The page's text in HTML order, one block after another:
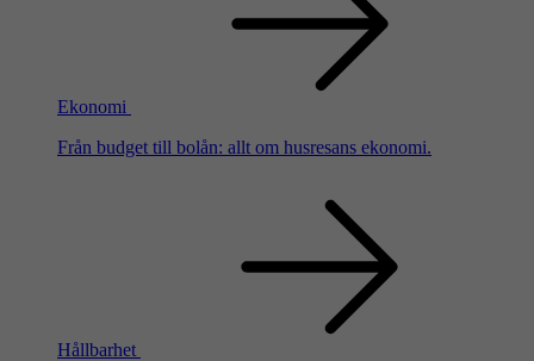
Ekonomi
Från budget till bolån: allt om husresans ekonomi.
Hållbarhet